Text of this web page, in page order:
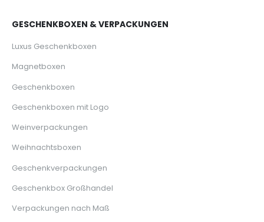
GESCHENKBOXEN & VERPACKUNGEN
Luxus Geschenkboxen
Magnetboxen
Geschenkboxen
Geschenkboxen mit Logo
Weinverpackungen
Weihnachtsboxen
Geschenkverpackungen
Geschenkbox Großhandel
Verpackungen nach Maß